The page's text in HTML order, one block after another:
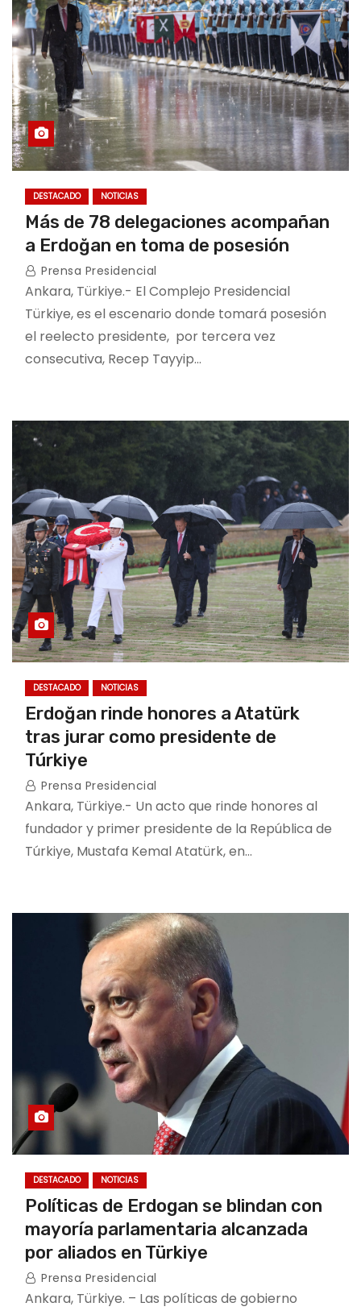
DESTACADO NOTICIAS
Más de 78 delegaciones acompañan
a Erdoğan en toma de posesión
Prensa Presidencial
Ankara, Türkiye.- El Complejo Presidencial
Türkiye, es el escenario donde tomará posesión
el reelecto presidente, por tercera vez
consecutiva, Recep Tayyip…
DESTACADO NOTICIAS
Erdoğan rinde honores a Atatürk
tras jurar como presidente de
Túrkiye
Prensa Presidencial
Ankara, Türkiye.- Un acto que rinde honores al
fundador y primer presidente de la República de
Túrkiye, Mustafa Kemal Atatürk, en…
DESTACADO NOTICIAS
Políticas de Erdogan se blindan con
mayoría parlamentaria alcanzada
por aliados en Türkiye
Prensa Presidencial
Ankara, Türkiye. – Las políticas de gobierno